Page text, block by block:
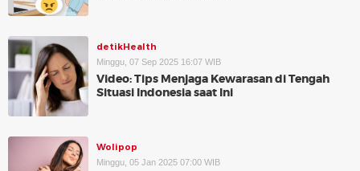
detikHealth
Minggu, 07 Sep 2025 16:07 WIB
Video: Tips Menjaga Kewarasan di Tengah
Situasi Indonesia saat Ini
Wolipop
Minggu, 05 Jan 2025 07:00 WIB